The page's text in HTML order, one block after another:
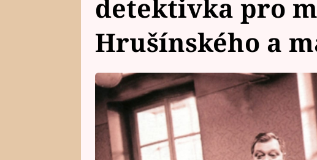
detektivka pro
Hrušínského a